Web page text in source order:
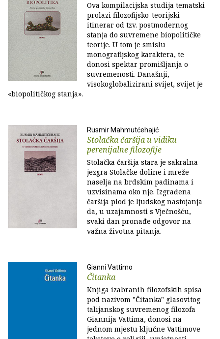
Ova kompilacijska studija tematski
prolazi filozofijsko-teorijski
itinerar od tzv. postmodernog
stanja do suvremene biopolitičke
teorije. U tom je smislu
monografijskog karaktera, te
donosi spektar promišljanja o
suvremenosti. Današnji,
visokoglobalizirani svijet, svijet je
«biopolitičkog stanja».
Rusmir Mahmutćehajić
Stolačka čaršija u vidiku
perenijalne filozofije
Stolačka čaršija stara je sakralna
jezgra Stolačke doline i mreže
naselja na brdskim padinama i
uzvisinama oko nje. Izgrađena
čaršija plod je ljudskog nastojanja
da, u uzajamnosti s Vječnošću,
svaki dan pronađe odgovor na
važna životna pitanja.
Gianni Vattimo
Čitanka
Knjiga izabranih filozofskih spisa
pod nazivom "Čitanka" glasovitog
talijanskog suvremenog filozofa
Giannija Vattima, donosi na
jednom mjestu ključne Vattimove